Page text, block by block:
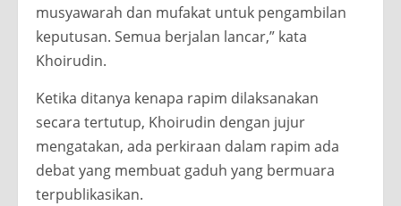
musyawarah dan mufakat untuk pengambilan
keputusan. Semua berjalan lancar,” kata
Khoirudin.
Ketika ditanya kenapa rapim dilaksanakan
secara tertutup, Khoirudin dengan jujur
mengatakan, ada perkiraan dalam rapim ada
debat yang membuat gaduh yang bermuara
terpublikasikan.